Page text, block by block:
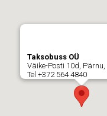
Taksobuss OÜ
Väike-Posti 10d,
Tel +372 564 4840